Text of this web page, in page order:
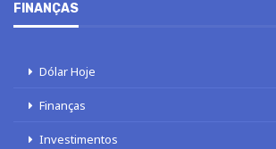
FINANÇAS
Dólar Hoje
Finanças
Investimentos